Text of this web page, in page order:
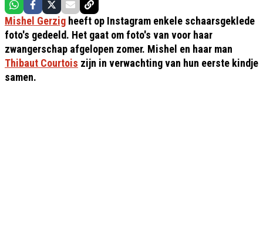
Mishel Gerzig heeft op Instagram enkele schaarsgeklede
foto's gedeeld. Het gaat om foto's van voor haar
zwangerschap afgelopen zomer. Mishel en haar man
Thibaut Courtois zijn in verwachting van hun eerste kindje
samen.